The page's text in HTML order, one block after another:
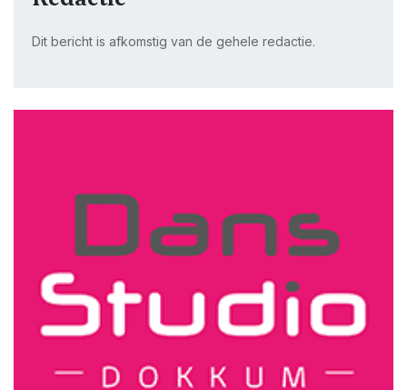
Dit bericht is afkomstig van de gehele redactie.